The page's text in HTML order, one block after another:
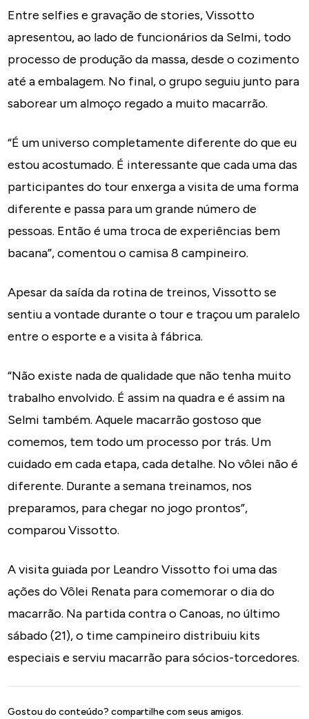
Entre selfies e gravação de stories, Vissotto
apresentou, ao lado de funcionários da Selmi, todo
processo de produção da massa, desde o cozimento
até a embalagem. No final, o grupo seguiu junto para
saborear um almoço regado a muito macarrão.
“É um universo completamente diferente do que eu
estou acostumado. É interessante que cada uma das
participantes do tour enxerga a visita de uma forma
diferente e passa para um grande número de
pessoas. Então é uma troca de experiências bem
bacana”, comentou o camisa 8 campineiro.
Apesar da saída da rotina de treinos, Vissotto se
sentiu a vontade durante o tour e traçou um paralelo
entre o esporte e a visita à fábrica.
“Não existe nada de qualidade que não tenha muito
trabalho envolvido. É assim na quadra e é assim na
Selmi também. Aquele macarrão gostoso que
comemos, tem todo um processo por trás. Um
cuidado em cada etapa, cada detalhe. No vôlei não é
diferente. Durante a semana treinamos, nos
preparamos, para chegar no jogo prontos”,
comparou Vissotto.
A visita guiada por Leandro Vissotto foi uma das
ações do Vôlei Renata para comemorar o dia do
macarrão. Na partida contra o Canoas, no último
sábado (21), o time campineiro distribuiu kits
especiais e serviu macarrão para sócios-torcedores.
Gostou do conteúdo? compartilhe com seus amigos.